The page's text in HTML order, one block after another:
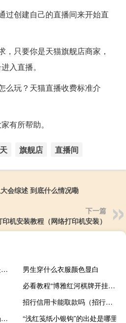
过创建自己的直播间来开始直
，只要你是天猫旗舰店商家，
入直播。
么玩？天猫直播收费标准介
有所帮助。
旗舰店 直播间
会综述 到底什么情况嘞
下一篇
印机安装教程（网络打印机安装）
工厂制作一件衣服的流程是怎么样的？如何设计爆款衣服？
男生穿什么衣服颜色显白
必看教程“博雅红河棋牌开挂作弊软件是真的吗”(详细分享开挂教程)
招行信用卡能取款吗（招行信用卡能取现金吗）
北京京开五金建材批发市场（关于北京京开五金建材批发市场的介绍）
“浅红笺纸小银钩”的出处是哪里